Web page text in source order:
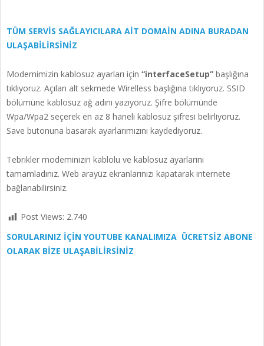
TÜM SERVİS SAĞLAYICILARA AİT DOMAİN ADINA BURADAN
ULAŞABİLİRSİNİZ
Modemimizin kablosuz ayarları için “interfaceSetup” başlığına
tıklıyoruz. Açılan alt sekmede Wirelless başlığına tıklıyoruz. SSID
bölümüne kablosuz ağ adını yazıyoruz. Şifre bölümünde
Wpa/Wpa2 seçerek en az 8 haneli kablosuz şifresi belirliyoruz.
Save butonuna basarak ayarlarımızını kaydediyoruz.
Tebrikler modeminizin kablolu ve kablosuz ayarlarını
tamamladınız. Web arayüz ekranlarınızı kapatarak internete
bağlanabilirsiniz.
Post Views: 2.740
SORULARINIZ İÇİN YOUTUBE KANALIMIZA ÜCRETSİZ ABONE
OLARAK BİZE ULAŞABİLİRSİNİZ